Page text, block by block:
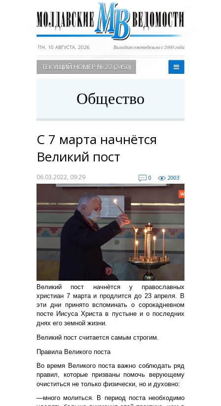
ПН, 10 АВГУСТА, 2026 Выходит еженедельно с 2000 года
ТЕКУЩИЙ НОМЕР № 27 (2450)
Общество
С 7 марта начнётся
Великий пост
06.03.2022, 09:29 0 2003
Великий пост начнётся у православных
христиан 7 марта и продлится до 23 апреля. В
эти дни принято вспоминать о сорокадневном
посте Иисуса Христа в пустыне и о последних
днях его земной жизни.
Великий пост считается самым строгим.
Правила Великого поста
Во время Великого поста важно соблюдать ряд
правил, которые призваны помочь верующему
очиститься не только физически, но и духовно:
—много молиться. В период поста необходимо